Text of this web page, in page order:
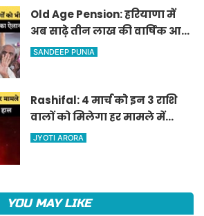
Old Age Pension: हरियाणा में
अब साढ़े तीन लाख की वार्षिक आय
वाले बुजुर्गों को भी मिलेगी बुढ़ापा
SANDEEP PUNIA
Rashifal: 4 मार्च को इन 3 राशि
वालों को मिलेगा हर मामले में
किस्मत का साथ, पढ़ें 12 राशियों का
JYOTI ARORA
YOU MAY LIKE